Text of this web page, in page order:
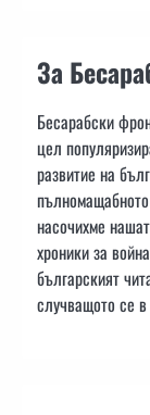
За
Бесарабски
цел
развитие на
насочихме
хроники за
българският
случващото се